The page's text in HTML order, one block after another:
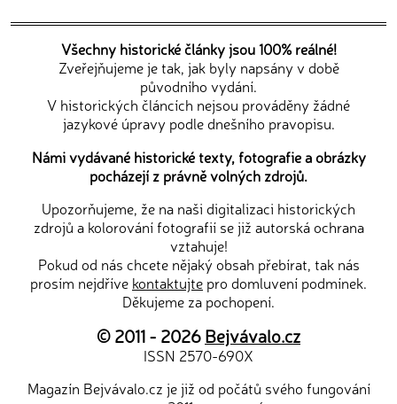
Všechny historické články jsou 100% reálné!
Zveřejňujeme je tak, jak byly napsány v době
původního vydání.
V historických článcích nejsou prováděny žádné
jazykové úpravy podle dnešního pravopisu.
Námi vydávané historické texty, fotografie a obrázky
pocházejí z právně volných zdrojů.
Upozorňujeme, že na naši digitalizaci historických
zdrojů a kolorování fotografií se již autorská ochrana
vztahuje!
Pokud od nás chcete nějaký obsah přebírat, tak nás
prosím nejdříve kontaktujte pro domluvení podmínek.
Děkujeme za pochopení.
© 2011 - 2026Bejvávalo.cz
ISSN 2570-690X
Magazín Bejvávalo.cz je již od počátů svého fungování